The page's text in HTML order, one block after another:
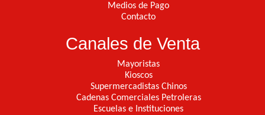
Medios de Pago
Contacto
Canales de Venta
Mayoristas
Kioscos
Supermercadistas Chinos
Cadenas Comerciales Petroleras
Escuelas e Instituciones